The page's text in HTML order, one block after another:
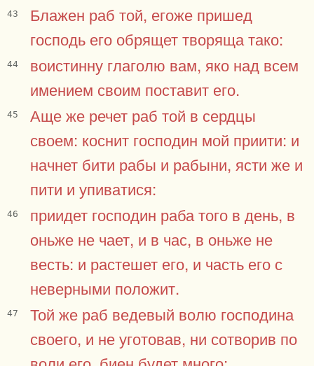
43
Блажен раб той, егоже пришед
господь его обрящет творяща тако:
44
воистинну глаголю вам, яко над всем
имением своим поставит его.
45
Аще же речет раб той в сердцы
своем: коснит господин мой приити: и
начнет бити рабы и рабыни, ясти же и
пити и упиватися:
46
приидет господин раба того в день, в
оньже не чает, и в час, в оньже не
весть: и растешет его, и часть его с
неверными положит.
47
Той же раб ведевый волю господина
своего, и не уготовав, ни сотворив по